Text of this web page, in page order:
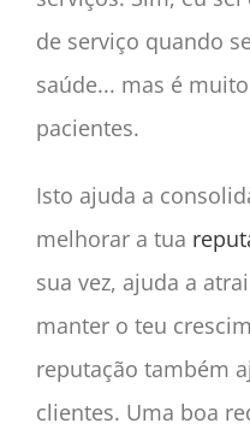
de serviço quando
saúde... mas é
pacientes.
Isto ajuda a
melhorar a tua
sua vez, ajuda a
manter o teu
reputação também
clientes. Uma boa